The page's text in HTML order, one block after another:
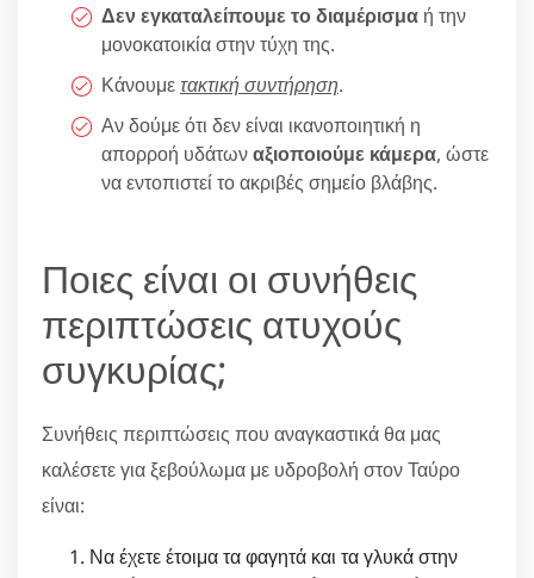
Δεν εγκαταλείπουμε το διαμέρισμα ή την
μονοκατοικία στην τύχη της.
Κάνουμετακτική συντήρηση.
Αν δούμε ότι δεν είναι ικανοποιητική η
απορροή υδάτωναξιοποιούμε κάμερα, ώστε
να εντοπιστεί το ακριβές σημείο βλάβης.
Ποιες είναι οι συνήθεις
περιπτώσεις ατυχούς
συγκυρίας;
Συνήθεις περιπτώσεις που αναγκαστικά θα μας
καλέσετε για ξεβούλωμα με υδροβολή στον Ταύρο
είναι:
Να έχετε έτοιμα τα φαγητά και τα γλυκά στην